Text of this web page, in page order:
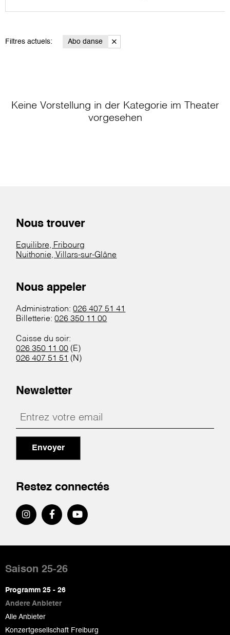
Filtres actuels: Abo danse
Keine Vorstellung in der Kategorie im Theater
vorgesehen
Nous trouver
Equilibre, Fribourg
Nuithonie, Villars-sur-Glâne
Nous appeler
Administration:026 407 51 41
Billetterie:026 350 11 00
Caisse du soir:
026 350 11 00 (E)
026 407 51 51 (N)
Newsletter
Envoyer
Restez connectés
de
page
Saison 25-26
Programm 25 - 26
Andere Anbieter
Alle Anbieter
Konzertgesellschaft Freiburg